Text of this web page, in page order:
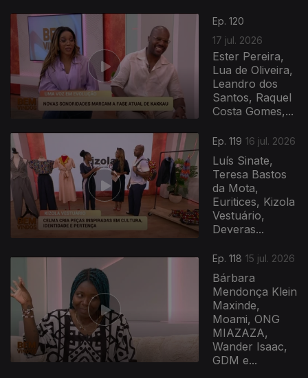
Ep. 120
17 jul. 2026
Ester Pereira,
Lua de Oliveira,
Leandro dos
Santos, Raquel
Costa Gomes,...
Ep. 119 16 jul. 2026
Luís Sinate,
Teresa Bastos
da Mota,
Euritices, Kizola
Vestuário,
Deveras...
943045
Ep. 118 15 jul. 2026
Bárbara
Mendonça Klein
Maxinde,
Moami, ONG
MIAZAZA,
Wander Isaac,
GDM e...